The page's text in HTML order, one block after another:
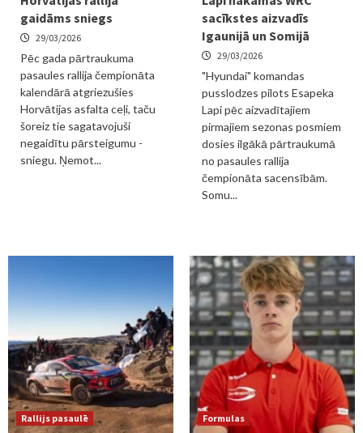
gaidāms sniegs
29/03/2026
Pēc gada pārtraukuma
pasaules rallija čempionāta
kalendārā atgriezušies
Horvātijas asfalta ceļi, taču
šoreiz tie sagatavojuši
negaidītu pārsteigumu -
sniegu. Ņemot...
sacīkstes aizvadīs
Igaunijā un Somijā
29/03/2026
"Hyundai" komandas
pusslodzes pilots Esapeka
Lapi pēc aizvadītajiem
pirmajiem sezonas posmiem
dosies ilgākā pārtraukumā
no pasaules rallija
čempionāta sacensībām.
Somu...
Rallijs pasaulē Formulas